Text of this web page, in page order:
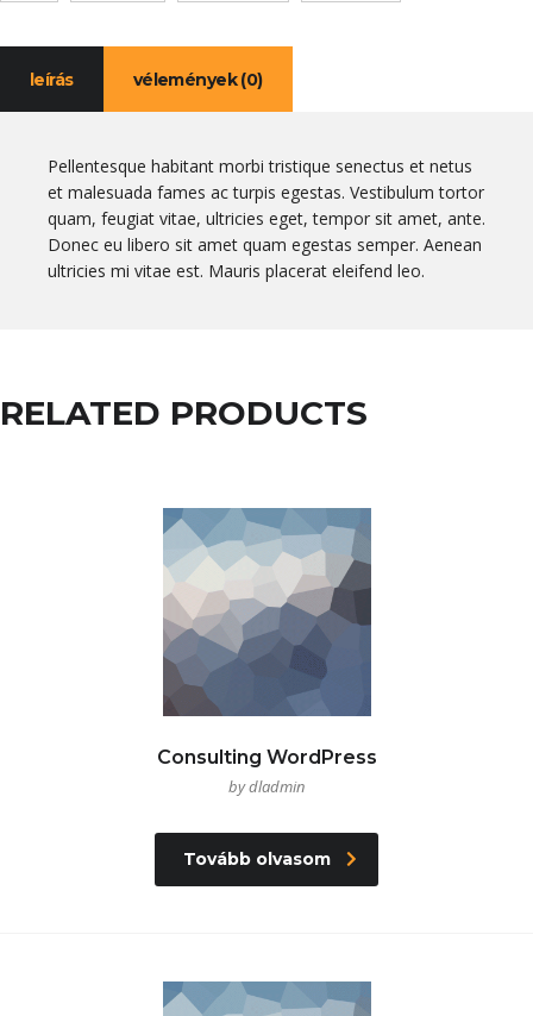
leírás vélemények (0)
Pellentesque habitant morbi tristique senectus et netus
et malesuada fames ac turpis egestas. Vestibulum tortor
quam, feugiat vitae, ultricies eget, tempor sit amet, ante.
Donec eu libero sit amet quam egestas semper. Aenean
ultricies mi vitae est. Mauris placerat eleifend leo.
RELATED PRODUCTS
Consulting WordPress
by dladmin
Tovább olvasom